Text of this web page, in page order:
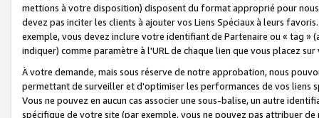
mettions à votre disposition) disposent du format approprié pour
devez pas inciter les clients à ajouter vos Liens Spéciaux à leurs
exemple, vous devez inclure votre identifiant de Partenaire ou « tag
indiquer) comme paramètre à l'URL de chaque lien que vous placez
À votre demande, mais sous réserve de notre approbation, nous
permettant de surveiller et d'optimiser les performances de vos liens
Vous ne pouvez en aucun cas associer une sous-balise, un autre
spécifique de votre site (par exemple, vous ne pouvez pas attribuer